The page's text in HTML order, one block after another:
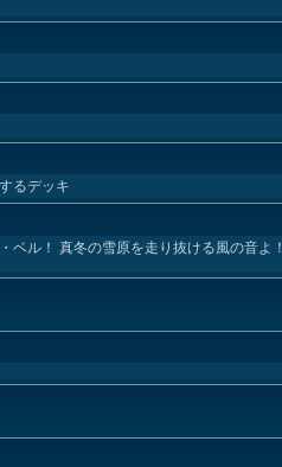
るデッキ
ベル！ 真冬の雪原を走り抜ける風の音よ！